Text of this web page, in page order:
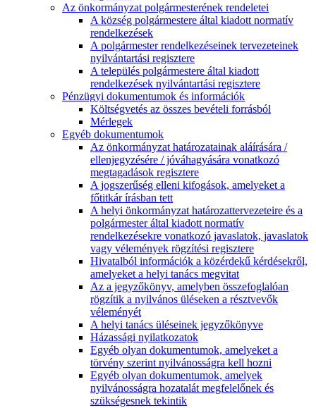
Az önkormányzat polgármesterének rendeletei
A község polgármestere által kiadott normatív
rendelkezések
A polgármester rendelkezéseinek tervezeteinek
nyilvántartási regisztere
A település polgármestere által kiadott
rendelkezések nyilvántartási regisztere
Pénzügyi dokumentumok és információk
Költségvetés az összes bevételi forrásból
Mérlegek
Egyéb dokumentumok
Az önkormányzat határozatainak aláírására /
ellenjegyzésére / jóváhagyására vonatkozó
megtagadások regisztere
A jogszerűség elleni kifogások, amelyeket a
főtitkár írásban tett
A helyi önkormányzat határozattervezeteire és a
polgármester által kiadott normatív
rendelkezésekre vonatkozó javaslatok, javaslatok
vagy vélemények rögzítési regisztere
Hivatalból információk a közérdekű kérdésekről,
amelyeket a helyi tanács megvitat
Az a jegyzőkönyv, amelyben összefoglalóan
rögzítik a nyilvános üléseken a résztvevők
véleményét
A helyi tanács üléseinek jegyzőkönyve
Házassági nyilatkozatok
Egyéb olyan dokumentumok, amelyeket a
törvény szerint nyilvánosságra kell hozni
Egyéb olyan dokumentumok, amelyek
nyilvánosságra hozatalát megfelelőnek és
szükségesnek tekintik